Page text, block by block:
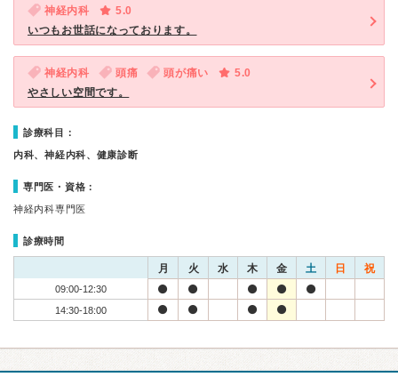
神経内科
5.0
いつもお世話になっております。
神経内科 頭痛 頭が痛い
5.0
やさしい空間です。
診療科目：
内科、神経内科、健康診断
専門医・資格：
神経内科専門医
診療時間
月 火 水 木 金 土 日 祝
09:00-12:30
14:30-18:00